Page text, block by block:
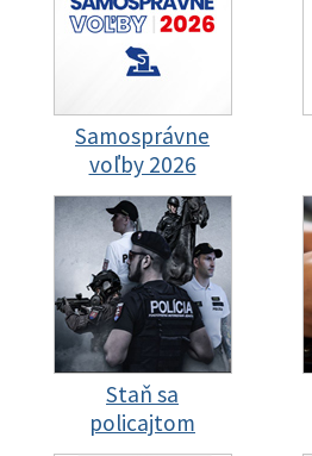
Samosprávne
voľby 2026
Staň sa
policajtom